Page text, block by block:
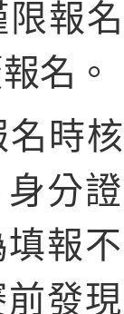
限報
名。
名時
身分
報
發